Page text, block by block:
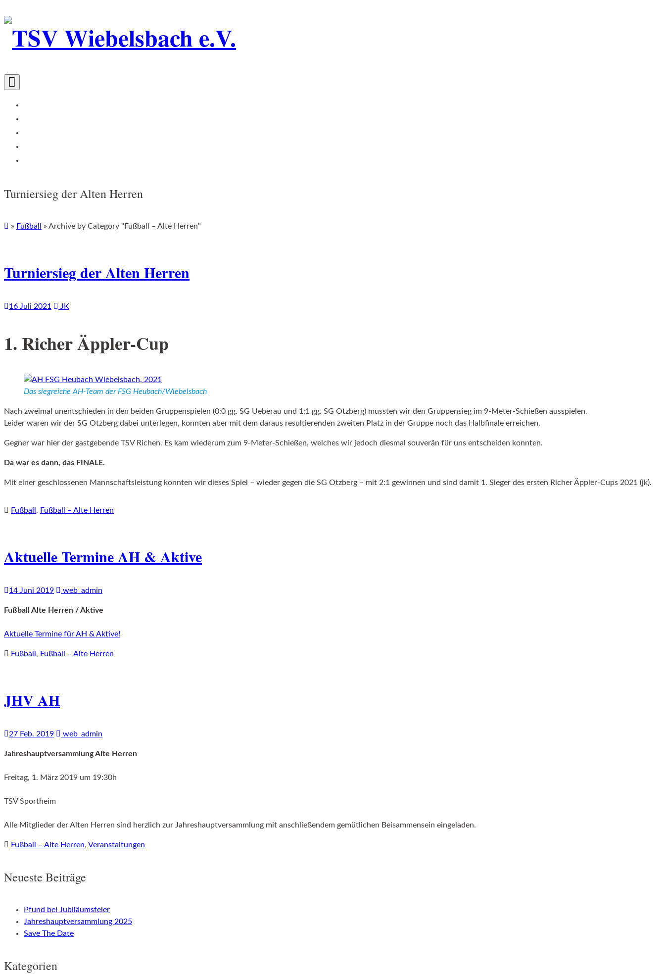
Skip
content
Turniersieg der Alten Herren
» Fußball » Archive by Category "Fußball – Alte Herren"
Turniersieg der Alten Herren
16 Juli 2021 JK
1. Richer Äppler-Cup
Das siegreiche AH-Team der FSG Heubach/Wiebelsbach
Nach zweimal unentschieden in den beiden Gruppenspielen (0:0 gg. SG Ueberau und 1:1 gg. SG Otzberg) mussten wir den Gruppensieg im 9-Meter-Schießen ausspielen.
Leider waren wir der SG Otzberg dabei unterlegen, konnten aber mit dem daraus resultierenden zweiten Platz in der Gruppe noch das Halbfinale erreichen.
Gegner war hier der gastgebende TSV Richen. Es kam wiederum zum 9-Meter-Schießen, welches wir jedoch diesmal souverän für uns entscheiden konnten.
Da war es dann, das FINALE.
Mit einer geschlossenen Mannschaftsleistung konnten wir dieses Spiel – wieder gegen die SG Otzberg – mit 2:1 gewinnen und sind damit 1. Sieger des ersten Richer Äppler-Cups 2021 (jk).
Fußball , Fußball – Alte Herren
Aktuelle Termine AH & Aktive
14 Juni 2019 web_admin
Fußball Alte Herren / Aktive
Aktuelle Termine für AH & Aktive!
Fußball , Fußball – Alte Herren
JHV AH
27 Feb. 2019 web_admin
Jahreshauptversammlung Alte Herren
Freitag, 1. März 2019 um 19:30h
TSV Sportheim
Alle Mitglieder der Alten Herren sind herzlich zur Jahreshauptversammlung mit anschließendem gemütlichen Beisammensein eingeladen.
Fußball – Alte Herren, Veranstaltungen
Neueste Beiträge
Pfund bei Jubiläumsfeier
Jahreshauptversammlung 2025
Save The Date
Kategorien